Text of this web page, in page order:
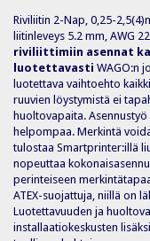
Riviliitin 2-Nap, 0,25-
liitinleveys 5.2 mm, AWG
riviliittimiin asennat
luotettavasti WAGO:n
luotettava vaihtoehto
ruuvien löystymistä ei
huoltovapaita.
helpompaa. Merkintä
tulostaa Smartprinter:illä
nopeuttaa
perinteiseen
ATEX-suojattuja, niillä on
Luotettavuuden ja
installaatiokeskusten